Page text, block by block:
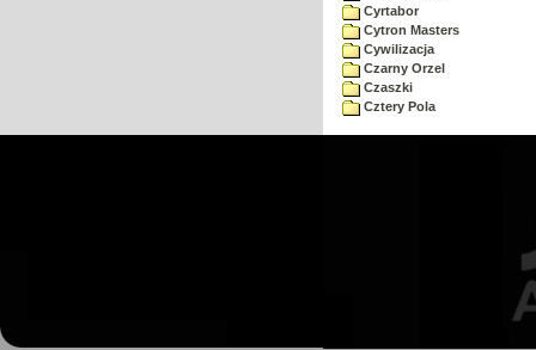
Cyrtabor
Cytron Masters
Cywilizacja
Czarny Orzel
Czaszki
Cztery Pola